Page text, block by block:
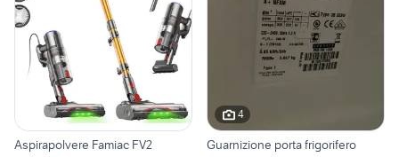
Aspirapolvere Famiac FV2
4
Guarnizione porta frigorifero